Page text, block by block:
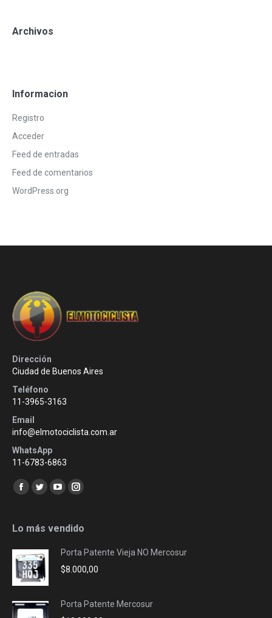
Archivos
Informacion
Registro
Acceder
Feed de entradas
Feed de comentarios
WordPress.org
Dirección
Ciudad de Buenos Aires
Teléfono
11-3965-3163
Email
info@elmotociclista.com.ar
WhatsApp
11-6783-6863
Encuéntranos en:
Facebook
opens
new
window
Twitter
opens
new
window
YouTube
opens
new
window
Instagram
opens
new
window
Lo más vendido
Porta Patente Vieja NO Mercosur
$8.000,00
Porta Patente Mercosur